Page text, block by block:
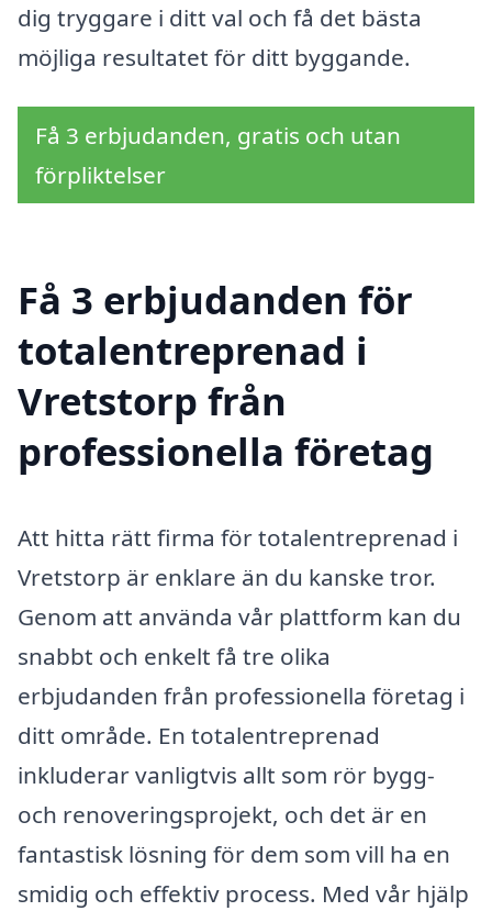
dig tryggare i ditt val och få det bästa
möjliga resultatet för ditt byggande.
Få 3 erbjudanden, gratis och utan
förpliktelser
Få 3 erbjudanden för
totalentreprenad i
Vretstorp från
professionella företag
Att hitta rätt firma för totalentreprenad i
Vretstorp är enklare än du kanske tror.
Genom att använda vår plattform kan du
snabbt och enkelt få tre olika
erbjudanden från professionella företag i
ditt område. En totalentreprenad
inkluderar vanligtvis allt som rör bygg-
och renoveringsprojekt, och det är en
fantastisk lösning för dem som vill ha en
smidig och effektiv process. Med vår hjälp